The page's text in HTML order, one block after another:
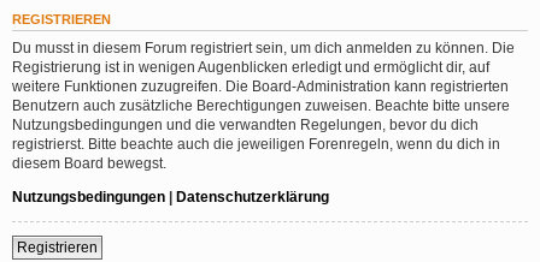
REGISTRIEREN
Du musst in diesem Forum registriert sein, um dich anmelden zu können. Die
Registrierung ist in wenigen Augenblicken erledigt und ermöglicht dir, auf
weitere Funktionen zuzugreifen. Die Board-Administration kann registrierten
Benutzern auch zusätzliche Berechtigungen zuweisen. Beachte bitte unsere
Nutzungsbedingungen und die verwandten Regelungen, bevor du dich
registrierst. Bitte beachte auch die jeweiligen Forenregeln, wenn du dich in
diesem Board bewegst.
Nutzungsbedingungen | Datenschutzerklärung
Registrieren